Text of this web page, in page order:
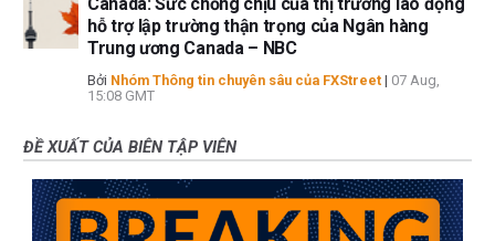
hỗ trợ lập trường thận trọng của Ngân hàng
Trung ương Canada – NBC
Bởi Nhóm Thông tin chuyên sâu của FXStreet | 07 Aug,
15:08 GMT
ĐỀ XUẤT CỦA BIÊN TẬP VIÊN